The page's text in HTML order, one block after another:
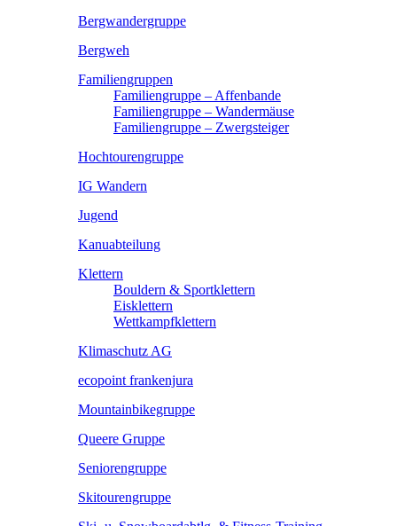
Bergwandergruppe
Bergweh
Familiengruppen
Familiengruppe – Affenbande
Familiengruppe – Wandermäuse
Familiengruppe – Zwergsteiger
Hochtourengruppe
IG Wandern
Jugend
Kanuabteilung
Klettern
Bouldern & Sportklettern
Eisklettern
Wettkampfklettern
Klimaschutz AG
ecopoint frankenjura
Mountainbikegruppe
Queere Gruppe
Seniorengruppe
Skitourengruppe